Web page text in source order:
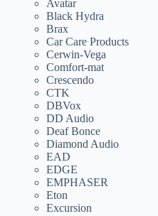
Avatar
Black Hydra
Brax
Car Care Products
Cerwin-Vega
Comfort-mat
Crescendo
CTK
DBVox
DD Audio
Deaf Bonce
Diamond Audio
EAD
EDGE
EMPHASER
Eton
Excursion